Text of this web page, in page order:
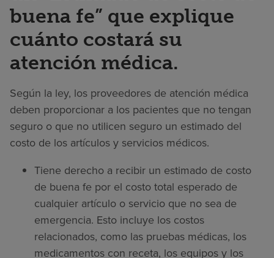
buena fe” que explique
cuánto costará su
atención médica.
Según la ley, los proveedores de atención médica
deben proporcionar a los pacientes que no tengan
seguro o que no utilicen seguro un estimado del
costo de los artículos y servicios médicos.
Tiene derecho a recibir un estimado de costo
de buena fe por el costo total esperado de
cualquier artículo o servicio que no sea de
emergencia. Esto incluye los costos
relacionados, como las pruebas médicas, los
medicamentos con receta, los equipos y los